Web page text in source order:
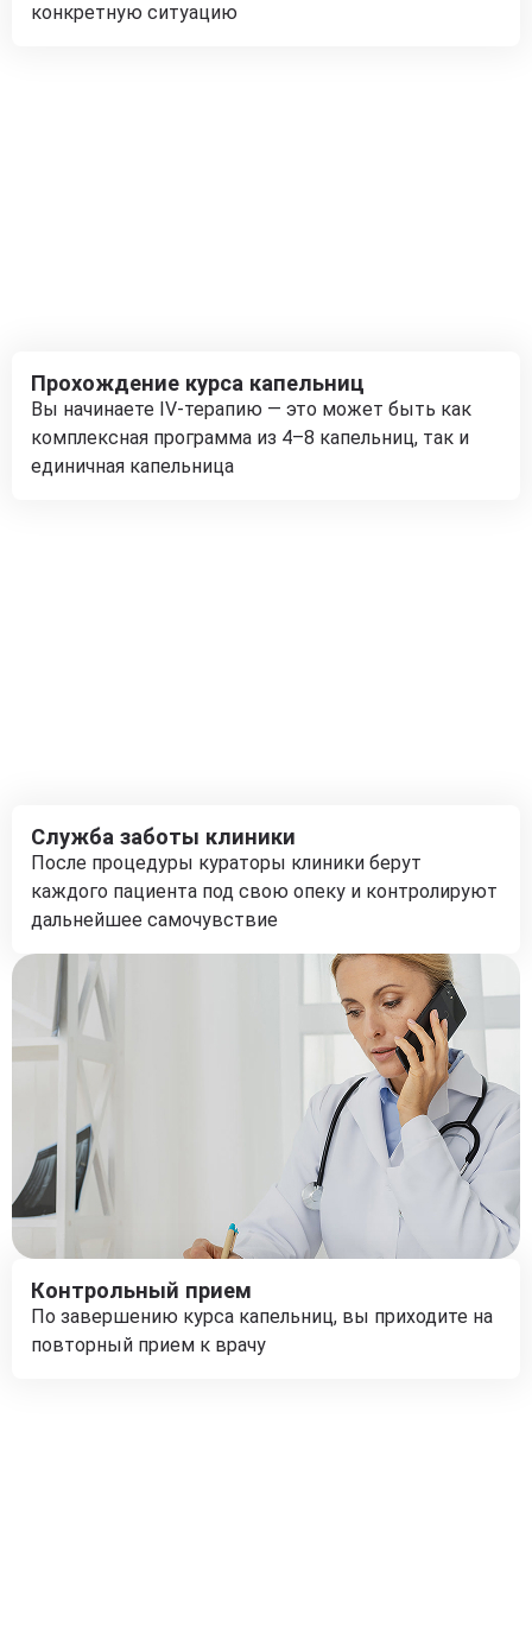
конкретную ситуацию
Прохождение курса капельниц
Вы начинаете IV-терапию — это может быть как
комплексная программа из 4–8 капельниц, так и
единичная капельница
Служба заботы клиники
После процедуры кураторы клиники берут
каждого пациента под свою опеку и контролируют
дальнейшее самочувствие
Контрольный прием
По завершению курса капельниц, вы приходите на
повторный прием к врачу